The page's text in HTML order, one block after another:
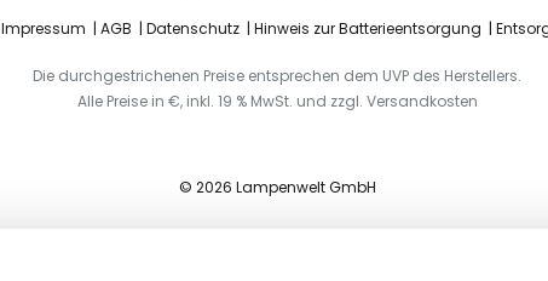
Impressum AGB Datenschutz Hinweis zur Batterieentsorgung
Die durchgestrichenen Preise entsprechen dem UVP des Herstellers.
Alle Preise in €, inkl. 19 % MwSt. und zzgl. Versandkosten
© 2026 Lampenwelt GmbH